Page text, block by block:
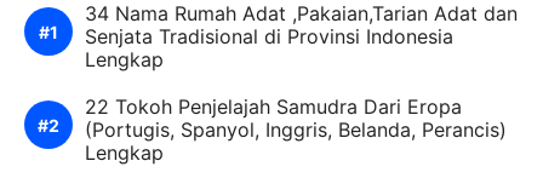
34 Nama Rumah Adat ,Pakaian,Tarian Adat dan
Senjata Tradisional di Provinsi Indonesia
Lengkap
22 Tokoh Penjelajah Samudra Dari Eropa
(Portugis, Spanyol, Inggris, Belanda, Perancis)
Lengkap